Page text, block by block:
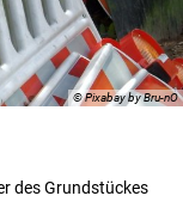
© Pixabay by Bru-nO
des Grundstückes